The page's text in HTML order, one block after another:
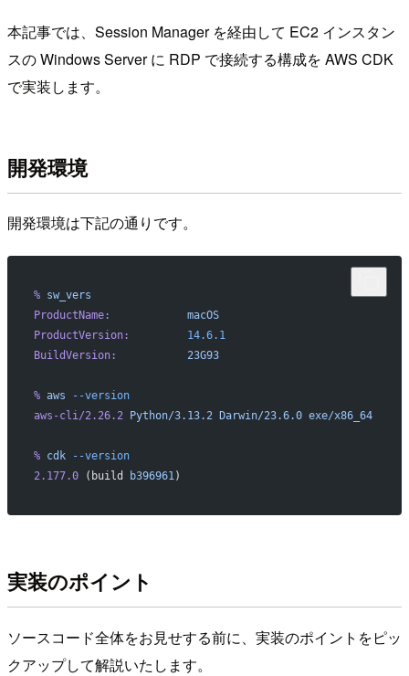
本記事では、Session Manager を経由して EC2 インスタン
スの Windows Server に RDP で接続する構成を AWS CDK
で実装します。
開発環境
開発環境は下記の通りです。
% sw_vers
ProductName:
		macOS
ProductVersion:
		14.6.1
BuildVersion:
		23G93
% aws --version
aws-cli/2.26.2 Python/3.13.2 Darwin/23.6.0 exe/x86_64
% cdk --version
2.177.0 (build b396961)
実装のポイント
ソースコード全体をお見せする前に、実装のポイントをピッ
クアップして解説いたします。